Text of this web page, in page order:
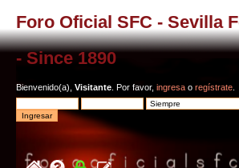
Foro Oficial SFC - Sevilla
- Since 1890
Bienvenido(a), Visitante . Por favor, ingresa o regístrate